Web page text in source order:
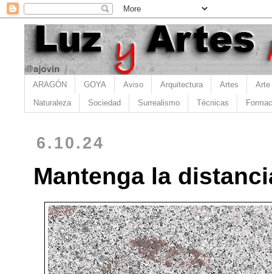
ARAGÓN GOYA Aviso Arquitectura Artes Arte
Naturaleza Sociedad Surrealismo Técnicas
6.10.24
Mantenga la